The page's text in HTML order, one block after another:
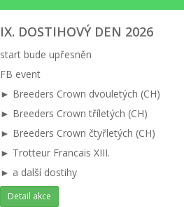
IX. DOSTIHOVÝ DEN 2026
start bude upřesněn
FB event
► Breeders Crown dvouletých (CH)
► Breeders Crown tříletých (CH)
► Breeders Crown čtyřletých (CH)
► Trotteur Francais XIII.
► a další dostihy
Detail akce